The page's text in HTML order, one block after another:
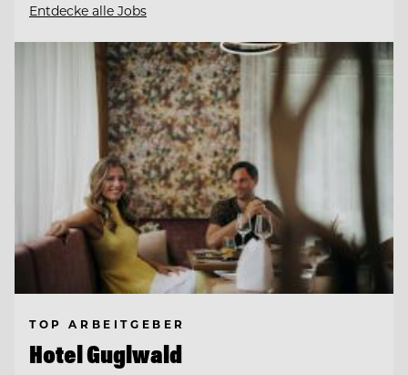
Entdecke alle Jobs
TOP ARBEITGEBER
Hotel Guglwald